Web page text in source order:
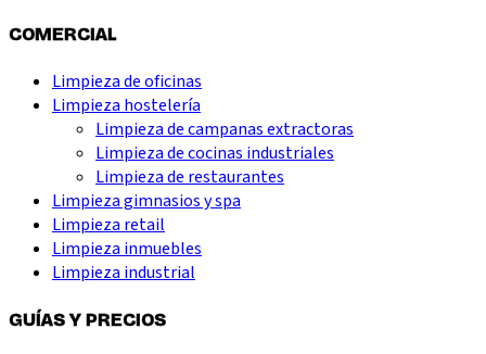
COMERCIAL
Limpieza de oficinas
Limpieza hostelería
Limpieza de campanas extractoras
Limpieza de cocinas industriales
Limpieza de restaurantes
Limpieza gimnasios y spa
Limpieza retail
Limpieza inmuebles
Limpieza industrial
GUÍAS Y PRECIOS